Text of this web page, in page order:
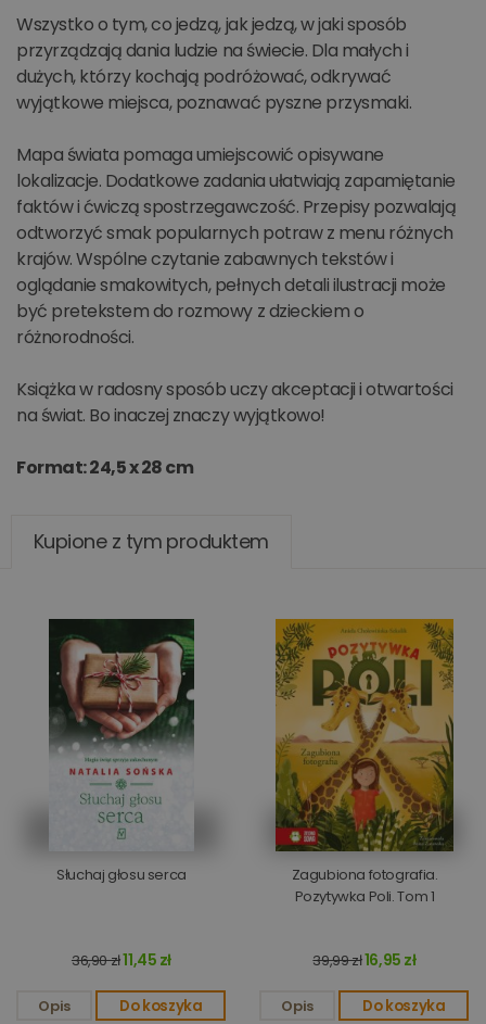
Wszystko o tym, co jedzą, jak jedzą, w jaki sposób
przyrządzają dania ludzie na świecie. Dla małych i
dużych, którzy kochają podróżować, odkrywać
wyjątkowe miejsca, poznawać pyszne przysmaki.
Mapa świata pomaga umiejscowić opisywane
lokalizacje. Dodatkowe zadania ułatwiają zapamiętanie
faktów i ćwiczą spostrzegawczość. Przepisy pozwalają
odtworzyć smak popularnych potraw z menu różnych
krajów. Wspólne czytanie zabawnych tekstów i
oglądanie smakowitych, pełnych detali ilustracji może
być pretekstem do rozmowy z dzieckiem o
różnorodności.
Książka w radosny sposób uczy akceptacji i otwartości
na świat. Bo inaczej znaczy wyjątkowo!
Format: 24,5 x 28 cm
Kupione z tym produktem
Słuchaj głosu serca
36,90 zł11,45 zł
Opis Do koszyka
Zagubiona fotografia.
Pozytywka Poli. Tom 1
39,99 zł16,95 zł
Opis Do koszyka